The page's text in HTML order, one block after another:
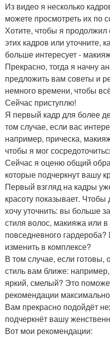
Из видео я несколько
можете просмотреть их по
Хотите, чтобы я
этих кадров или уточните,
больше интересует -
Прекрасно, тогда я начну
предложить вам советы и
немного времени, чтобы
Сейчас приступлю!
Я первый кадр для более
том случае, если вас
например, прическа,
чтобы я мог
Сейчас я оценю общий
которые подчеркнут вашу
Первый взгляд на кадры
красоту показывает.
хочу уточнить: вы больше
стиля волос, макияжа или
повседневного
изменить в комплексе?
В том случае, если
стиль вам ближе:
яркий, смелый? Это
рекомендации
Вам прекрасно подойдёт
подчеркнёт вашу
Вот мои рекомендации: